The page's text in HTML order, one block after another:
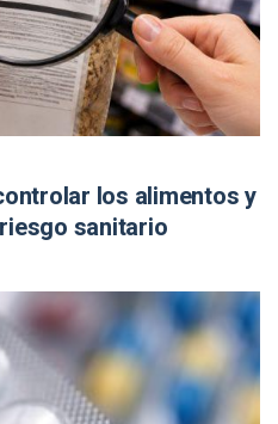
los alimentos y
sanitario